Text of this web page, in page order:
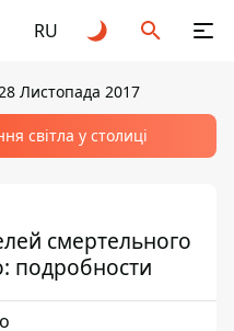
RU
Листопада 2017
світла у столиці
смертельного
подробности